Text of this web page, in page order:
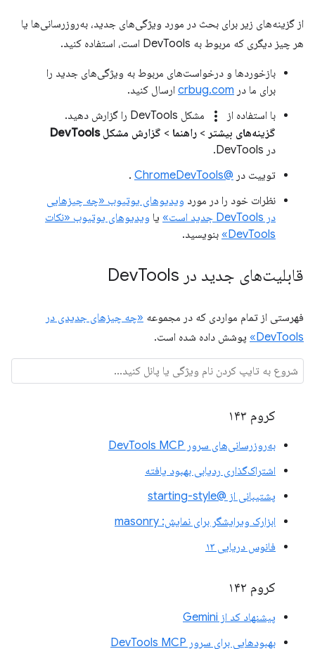
از گزینه‌های زیر برای بحث در مورد ویژگی‌های جدید، به‌روزرسانی‌ها یا
هر چیز دیگری که مربوط به DevTools است، استفاده کنید.
بازخوردها و درخواست‌های مربوط به ویژگی‌های جدید را
برای ما در crbug.com ارسال کنید.
با استفاده از
more_vert
مشکل DevTools را گزارش دهید.
گزینه‌های بیشتر > راهنما > گزارش مشکل DevTools
در DevTools.
توییت در @ChromeDevTools
.
نظرات خود را در مورد ویدیوهای یوتیوب «چه چیزهایی
در DevTools جدید است»
یا ویدیوهای یوتیوب «نکات
DevTools»
بنویسید.
قابلیت‌های جدید در Dev Tools
فهرستی از تمام مواردی که در مجموعه «چه چیزهای جدیدی در
DevTools»
پوشش داده شده است.
کروم ۱۴۳
به‌روزرسانی‌های سرور DevTools MCP
اشتراک‌گذاری ردیابی بهبود یافته
پشتیبانی از @starting-style
ابزارک ویرایشگر برای نمایش: masonry
فانوس دریایی ۱۳
کروم ۱۴۲
پیشنهاد کد از Gemini
بهبودهایی برای سرور DevTools MCP